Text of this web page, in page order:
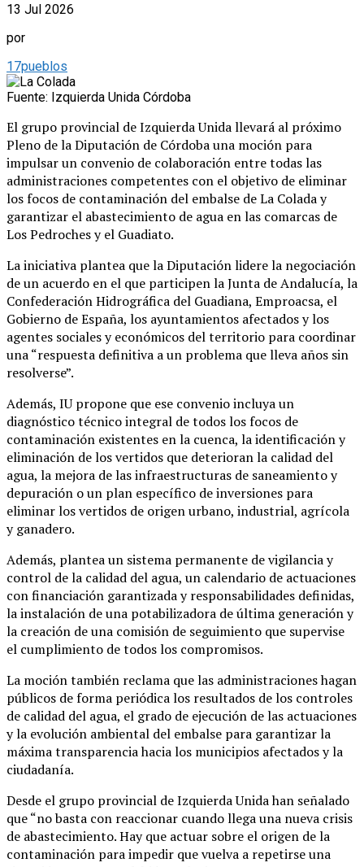
13 Jul 2026
por
17pueblos
Fuente: Izquierda Unida Córdoba
El grupo provincial de Izquierda Unida llevará al próximo
Pleno de la Diputación de Córdoba una moción para
impulsar un convenio de colaboración entre todas las
administraciones competentes con el objetivo de eliminar
los focos de contaminación del embalse de La Colada y
garantizar el abastecimiento de agua en las comarcas de
Los Pedroches y el Guadiato.
La iniciativa plantea que la Diputación lidere la negociación
de un acuerdo en el que participen la Junta de Andalucía, la
Confederación Hidrográfica del Guadiana, Emproacsa, el
Gobierno de España, los ayuntamientos afectados y los
agentes sociales y económicos del territorio para coordinar
una “respuesta definitiva a un problema que lleva años sin
resolverse”.
Además, IU propone que ese convenio incluya un
diagnóstico técnico integral de todos los focos de
contaminación existentes en la cuenca, la identificación y
eliminación de los vertidos que deterioran la calidad del
agua, la mejora de las infraestructuras de saneamiento y
depuración o un plan específico de inversiones para
eliminar los vertidos de origen urbano, industrial, agrícola
y ganadero.
Además, plantea un sistema permanente de vigilancia y
control de la calidad del agua, un calendario de actuaciones
con financiación garantizada y responsabilidades definidas,
la instalación de una potabilizadora de última generación y
la creación de una comisión de seguimiento que supervise
el cumplimiento de todos los compromisos.
La moción también reclama que las administraciones hagan
públicos de forma periódica los resultados de los controles
de calidad del agua, el grado de ejecución de las actuaciones
y la evolución ambiental del embalse para garantizar la
máxima transparencia hacia los municipios afectados y la
ciudadanía.
Desde el grupo provincial de Izquierda Unida han señalado
que “no basta con reaccionar cuando llega una nueva crisis
de abastecimiento. Hay que actuar sobre el origen de la
contaminación para impedir que vuelva a repetirse una